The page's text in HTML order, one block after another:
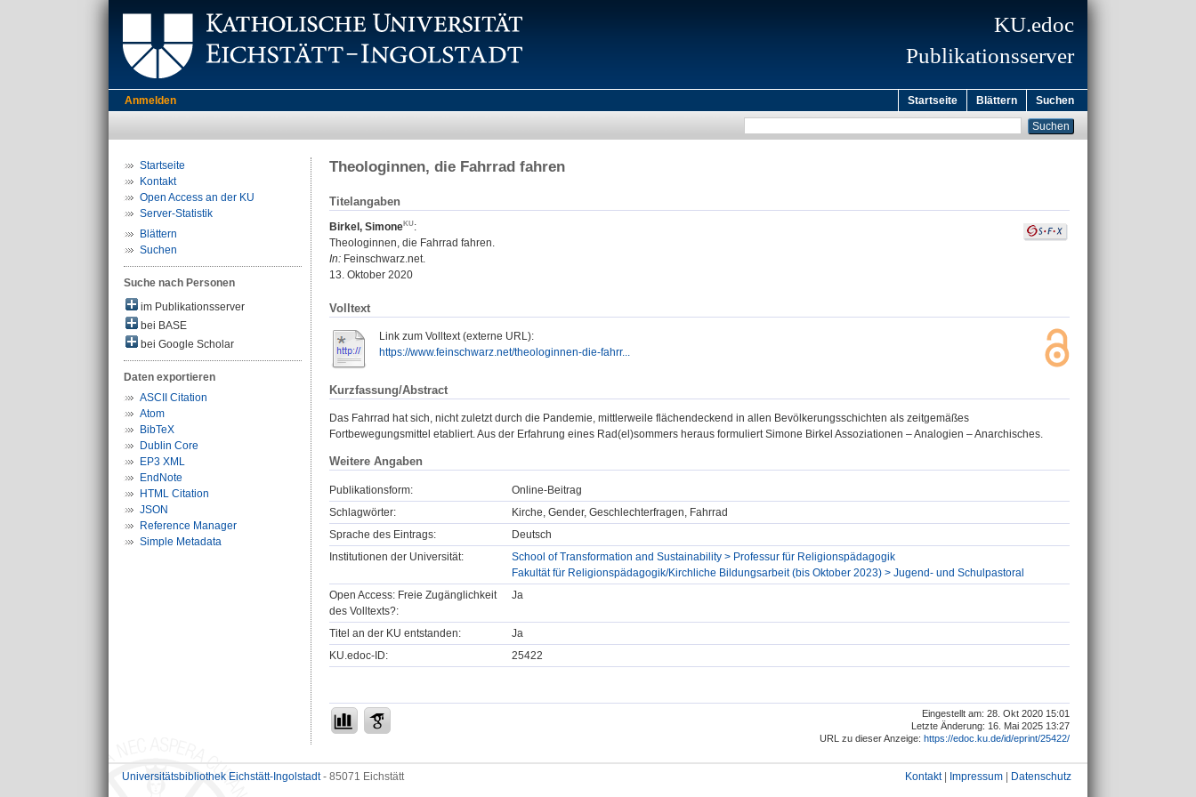
KU.edoc
Publikationsserver
Anmelden Startseite Blättern Suchen
Startseite
Kontakt
Open Access an der KU
Server-Statistik
Blättern
Suchen
Suche nach Personen
im Publikationsserver
bei BASE
bei Google Scholar
Daten exportieren
ASCII Citation
Atom
BibTeX
Dublin Core
EP3 XML
EndNote
HTML Citation
JSON
Reference Manager
Simple Metadata
Theologinnen, die Fahrrad fahren
Titelangaben
Birkel, Simone
:
Theologinnen, die Fahrrad fahren.
In: Feinschwarz.net.
13. Oktober 2020
Volltext
Link zum Volltext (externe URL):
https://www.feinschwarz.net/theologinnen-die-fahrr...
Kurzfassung/Abstract
Das Fahrrad hat sich, nicht zuletzt durch die Pandemie, mittlerweile flächendeckend in allen Bevölkerungsschichten als zeitgemäßes
Fortbewegungsmittel etabliert. Aus der Erfahrung eines Rad(el)sommers heraus formuliert Simone Birkel Assoziationen – Analogien – Anarchisches.
Weitere Angaben
Publikationsform:
Online-Beitrag
Schlagwörter:
Kirche, Gender, Geschlechterfragen, Fahrrad
Sprache des Eintrags:
Deutsch
Institutionen der Universität:
School of Transformation and Sustainability > Professur für Religionspädagogik
Fakultät für Religionspädagogik/Kirchliche Bildungsarbeit (bis Oktober 2023) > Jugend- und Schulpastoral
Open Access: Freie Zugänglichkeit
des Volltexts?:
Ja
Titel an der KU entstanden:
Ja
KU.edoc-ID:
25422
Eingestellt am: 28. Okt 2020 15:01
Letzte Änderung: 16. Mai 2025 13:27
URL zu dieser Anzeige: https://edoc.ku.de/id/eprint/25422/
Universitätsbibliothek Eichstätt-Ingolstadt- 85071 Eichstätt Kontakt| Impressum Datenschutz